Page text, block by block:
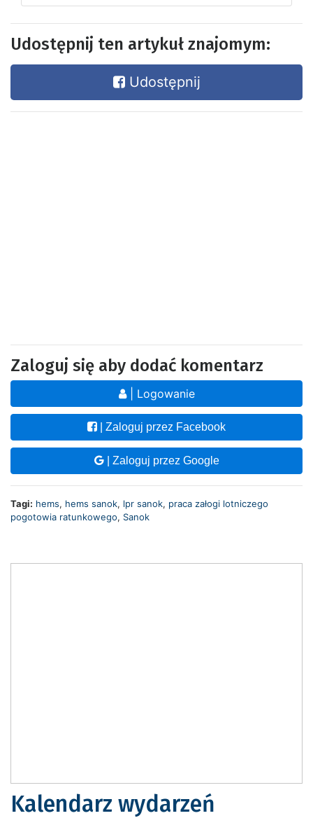
Udostępnij ten artykuł znajomym:
Udostępnij
Zaloguj się aby dodać komentarz
| Logowanie
| Zaloguj przez Facebook
| Zaloguj przez Google
Tagi: hems, hems sanok, lpr sanok, praca załogi lotniczego
pogotowia ratunkowego, Sanok
Kalendarz wydarzeń